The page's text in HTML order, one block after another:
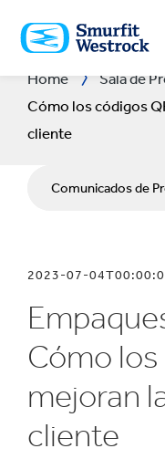
AL
CONTENIDO
PRINCIPAL
Home Sala de
Cómo los códigos
cliente
Comunicados de
Recursos para los
2023-07-
Cómo
mejoran
cliente